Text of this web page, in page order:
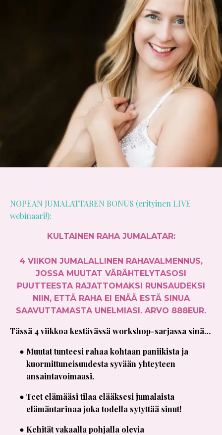
NOPEAN JUMALATTAREN BONUS (erityinen LIVE
webinaari!):
KULTAINEN RAHA JUMALATAR:
4 VIIKON JUMALALLINEN RAHAVALMENNUS,
JOSSA MUUTAT VÄRÄHTELYTASOSI
PUUTTEESTA RAJATTOMAKSI RUNSAUDEKSI
NIIN, ETTÄ RAHA EI ENÄÄ ESTÄ SINUA
SAAVUTTAMASTA UNELMIASI. ARVO 888EUR.
Tässä 4 viikkoa kestävässä workshop-sarjassa sinä…
Muutat tunteesi rahaa kohtaan paniikista ja
kuormittuneisuudesta syvään yhteyteen
ansaintavoimaasi.
Teet elämääsi tilaa elääksesi jumalaista
elämäntarinaa joka todella sytyttää sinut!
Kehität vakaalla pohjalla olevia